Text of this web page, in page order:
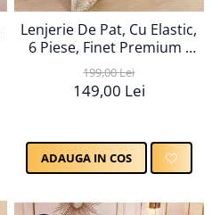
Lenjerie De Pat, Cu Elastic,
6 Piese, Finet Premium -
LPBF6PE48
199,00 Lei
149,00 Lei
ADAUGA IN COS